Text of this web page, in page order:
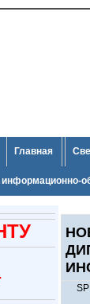
Главная
SPI